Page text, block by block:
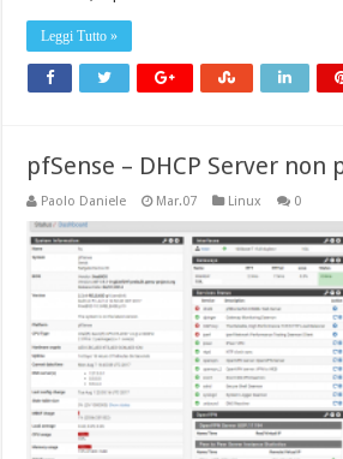
Leggi Tutto »
pfSense – DHCP Server non
Paolo Daniele Mar.07 Linux 0